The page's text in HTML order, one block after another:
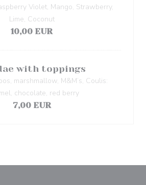
Violet, Mango, Strawberry,
Lime, Coconut
10,00 EUR
with toppings
marshmallow, M&M’s, Coulis:
chocolate, red berry
7,00 EUR